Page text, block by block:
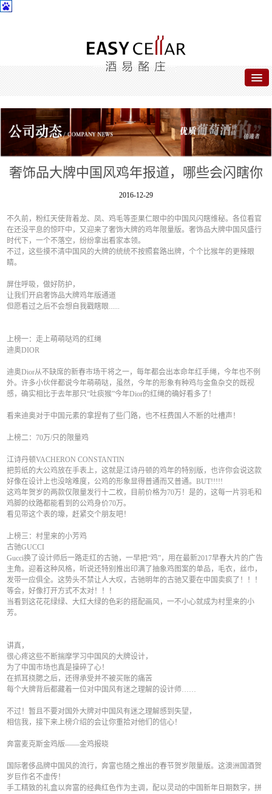
关于酒易
酒易名品
公司动态
联系我们
奢饰品大牌中国风鸡年报道，哪些会闪瞎你
2016-12-29
不久前，粉红天使背着龙、凤、鸡毛等歪果仁眼中的中国风闪瞎维秘。各位看官
在还没平息的惊吓中，又迎来了奢饰大牌的鸡年限量版。奢饰品大牌中国风盛行
时代下，一个不落空，纷纷拿出看家本领。
不过，这些摸不清中国风的大牌的统统不按照套路出牌，个个比猴年的更辣眼
睛。
屏住呼吸，做好防护，
让我们开启奢饰品大牌鸡年版通道
但愿看过之后不会想自我戳瞎眼......
上榜一：走上萌萌哒鸡的红绳
迪奥DIOR
迪奥Dior从不缺席的新春市场干将之一，每年都会出本命年红手绳，今年也不例
外。许多小伙伴都说今年萌萌哒，虽然，今年的形象有种鸡与金鱼杂交的既视
感，确实相比于去年那只“吐痰猴”今年Dior的红绳的确好看多了！
看来迪奥对于中国元素的拿捏有了些门路，也不枉费国人不断的吐槽声！
上榜二：70万/只的限量鸡
江诗丹顿VACHERON CONSTANTIN
把剪纸的大公鸡放在手表上，这就是江诗丹顿的鸡年的特别版，也许你会说这款
好像在设计上也没啥难度，公鸡的形象显得普通而又普通。BUT!!!!!
这鸡年贺岁的两款仅限量发行十二枚，目前价格为70万！是的，这每一片羽毛和
鸡脚的纹路都能看到的公鸡身价70万。
看见带这个表的壕，赶紧交个朋友吧！
上榜三：村里来的小芳鸡
古驰GUCCI
Gucci换了设计师后一路走红的古驰，一早把“鸡”，用在最新2017早春大片的广告
主角。迎着这种风格，听说还特别推出印满了抽象鸡图案的单品，毛衣，丝巾，
发带一应俱全。这势头不禁让人大叹，古驰明年的古驰又要在中国卖疯了！！！
等会，好像打开方式不太对！！！
当看到这花花绿绿、大红大绿的色彩的搭配画风，一不小心就成为村里来的小
芳。
讲真，
很心疼这些不断揣摩学习中国风的大牌设计，
为了中国市场也真是操碎了心！
在抓耳挠腮之后，还得承受并不被买账的痛苦
每个大牌背后都藏着一位对中国风有迷之理解的设计师……
不过！暂且不要对国外大牌对中国风有迷之理解感到失望，
相信我，接下来上榜介绍的会让你重拾对他们的信心！
奔富麦克斯金鸡版——金鸡报晓
国际奢侈品牌中国风的流行，奔富也随之推出的春节贺岁限量版。这澳洲国酒贺
岁巨作名不虚传！
手工精致的礼盒以奔富的经典红色作为主调，配以灵动的中国新年日期数字，拼